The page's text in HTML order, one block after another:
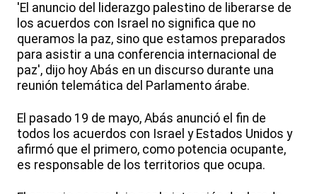
'El anuncio del liderazgo palestino de liberarse de
los acuerdos con Israel no significa que no
queramos la paz, sino que estamos preparados
para asistir a una conferencia internacional de
paz', dijo hoy Abás en un discurso durante una
reunión telemática del Parlamento árabe.
El pasado 19 de mayo, Abás anunció el fin de
todos los acuerdos con Israel y Estados Unidos y
afirmó que el primero, como potencia ocupante,
es responsable de los territorios que ocupa.